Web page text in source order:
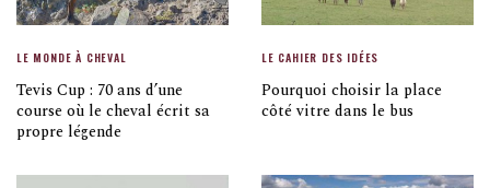
LE MONDE À CHEVAL
Tevis Cup : 70 ans d’une
course où le cheval écrit sa
propre légende
LE CAHIER DES IDÉES
Pourquoi choisir la place
côté vitre dans le bus